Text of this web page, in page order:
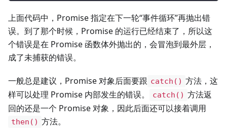
上面代码中，Promise 指定在下一轮“事件循环”再抛出错
误。到了那个时候，Promise 的运行已经结束了，所以这
个错误是在 Promise 函数体外抛出的，会冒泡到最外层，
成了未捕获的错误。
一般总是建议，Promise 对象后面要跟 catch() 方法，这
样可以处理 Promise 内部发生的错误。
catch() 方法返
回的还是一个 Promise 对象，因此后面还可以接着调用
then() 方法。